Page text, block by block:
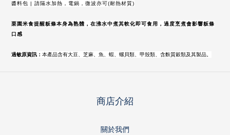
醬料包 | 請隔水加熱，電鍋，微波亦可(耐熱材質)
栗園米食提醒粄條本身為熟體，在沸水中煮其軟化即可食用，過度烹煮會影響粄條
口感
過敏原資訊： 本產品含有大豆、芝麻、魚、蝦、螺貝類、甲殼類、含麩質穀類及其製品。
商店介紹
關於我們